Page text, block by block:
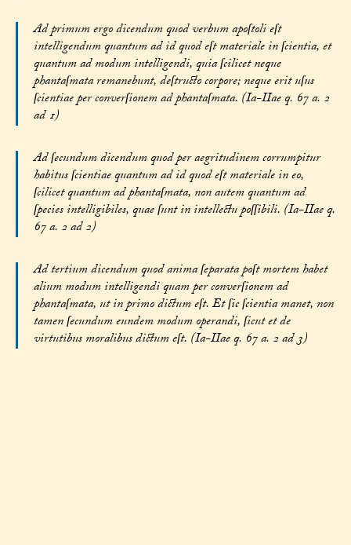
Ad primum ergo dicendum quod verbum apoſtoli eſt
intelligendum quantum ad id quod eſt materiale in ſcientia, et
quantum ad modum intelligendi, quia ſcilicet neque
phantaſmata remanebunt, deſtructo corpore; neque erit uſus
ſcientiae per converſionem ad phantaſmata. (Ia-IIae q. 67 a. 2
ad 1)
Ad ſecundum dicendum quod per aegritudinem corrumpitur
habitus ſcientiae quantum ad id quod eſt materiale in eo,
ſcilicet quantum ad phantaſmata, non autem quantum ad
ſpecies intelligibiles, quae ſunt in intellectu poſſibili. (Ia-IIae q.
67 a. 2 ad 2)
Ad tertium dicendum quod anima ſeparata poſt mortem habet
alium modum intelligendi quam per converſionem ad
phantaſmata, ut in primo dictum eſt. Et ſic ſcientia manet, non
tamen ſecundum eundem modum operandi, ſicut et de
virtutibus moralibus dictum eſt. (Ia-IIae q. 67 a. 2 ad 3)